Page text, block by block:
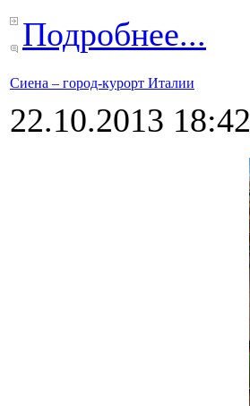
Подробнее...
Сиена – город-курорт Италии
22.10.2013 18:42